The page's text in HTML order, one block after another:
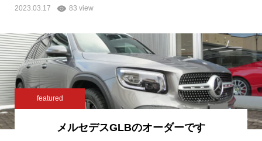
2023.03.17 83 view
featured
メルセデスGLBのオーダーです